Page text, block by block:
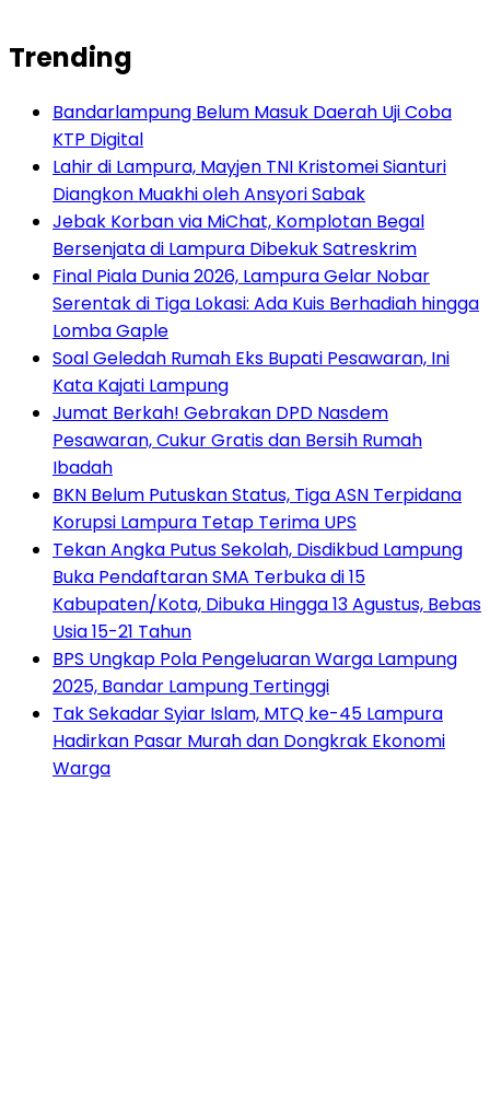
Trending
Bandarlampung Belum Masuk Daerah Uji Coba
KTP Digital
Lahir di Lampura, Mayjen TNI Kristomei Sianturi
Diangkon Muakhi oleh Ansyori Sabak
Jebak Korban via MiChat, Komplotan Begal
Bersenjata di Lampura Dibekuk Satreskrim
Final Piala Dunia 2026, Lampura Gelar Nobar
Serentak di Tiga Lokasi: Ada Kuis Berhadiah hingga
Lomba Gaple
Soal Geledah Rumah Eks Bupati Pesawaran, Ini
Kata Kajati Lampung
Jumat Berkah! Gebrakan DPD Nasdem
Pesawaran, Cukur Gratis dan Bersih Rumah
Ibadah
BKN Belum Putuskan Status, Tiga ASN Terpidana
Korupsi Lampura Tetap Terima UPS
Tekan Angka Putus Sekolah, Disdikbud Lampung
Buka Pendaftaran SMA Terbuka di 15
Kabupaten/Kota, Dibuka Hingga 13 Agustus, Bebas
Usia 15-21 Tahun
BPS Ungkap Pola Pengeluaran Warga Lampung
2025, Bandar Lampung Tertinggi
Tak Sekadar Syiar Islam, MTQ ke-45 Lampura
Hadirkan Pasar Murah dan Dongkrak Ekonomi
Warga